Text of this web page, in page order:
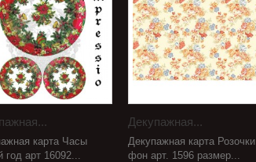
карта Часы
год арт 16092...
Декупажная...
Декупажная карта Розочки
фон арт. 1596 размер...